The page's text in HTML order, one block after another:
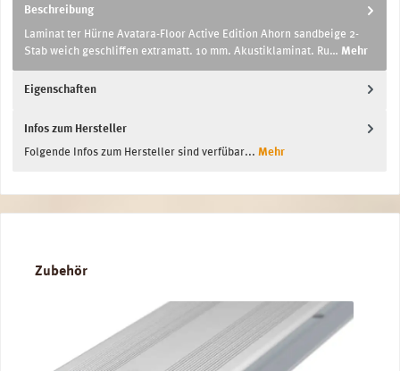
Beschreibung
Laminat ter Hürne Avatara-Floor Active Edition Ahorn sandbeige 2-
Stab weich geschliffen extramatt. 10 mm. Akustiklaminat. Ru… Mehr
Eigenschaften
Infos zum Hersteller
Folgende Infos zum Hersteller sind verfübar... Mehr
Produktgalerie überspringen
Zubehör